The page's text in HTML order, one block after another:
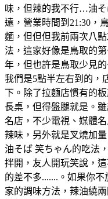
味，但辣的我不行…油
遠，營業時間到21:30，
麵，但但但我前兩次八
法，這家好像是鳥取的
年，但也許是鳥取少見
我們是5點半左右到的，
下。除了拉麵店慣有的
長桌，但得盤腿就是。
名店，不少電視、媒體
辣味，另外就是叉燒加
油そば 笑ちゃん的吃法
拌開，友人開玩笑說，
的差不多.......。如果你
家的調味方法，辣油繞